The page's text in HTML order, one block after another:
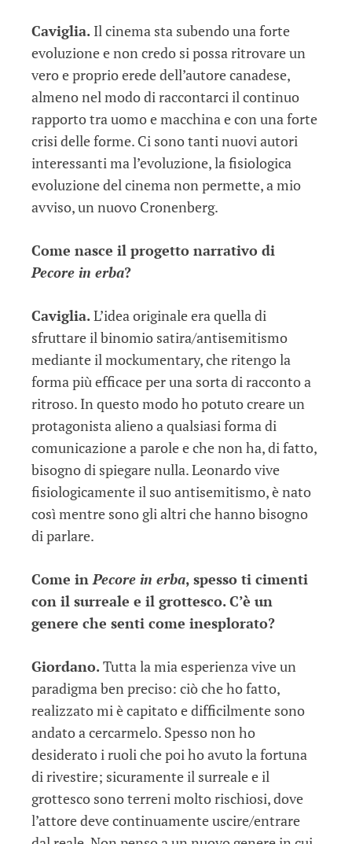
Caviglia. Il cinema sta subendo una forte
evoluzione e non credo si possa ritrovare un
vero e proprio erede dell’autore canadese,
almeno nel modo di raccontarci il continuo
rapporto tra uomo e macchina e con una forte
crisi delle forme. Ci sono tanti nuovi autori
interessanti ma l’evoluzione, la fisiologica
evoluzione del cinema non permette, a mio
avviso, un nuovo Cronenberg.
Come nasce il progetto narrativo di
Pecore in erba?
Caviglia.L’idea originale era quella di
sfruttare il binomio satira/antisemitismo
mediante il mockumentary, che ritengo la
forma più efficace per una sorta di racconto a
ritroso. In questo modo ho potuto creare un
protagonista alieno a qualsiasi forma di
comunicazione a parole e che non ha, di fatto,
bisogno di spiegare nulla. Leonardo vive
fisiologicamente il suo antisemitismo, è nato
così mentre sono gli altri che hanno bisogno
di parlare.
Come inPecore in erba, spesso ti cimenti
con il surreale e il grottesco. C’è un
genere che senti come inesplorato?
Giordano.Tutta la mia esperienza vive un
paradigma ben preciso: ciò che ho fatto,
realizzato mi è capitato e difficilmente sono
andato a cercarmelo. Spesso non ho
desiderato i ruoli che poi ho avuto la fortuna
di rivestire; sicuramente il surreale e il
grottesco sono terreni molto rischiosi, dove
l’attore deve continuamente uscire/entrare